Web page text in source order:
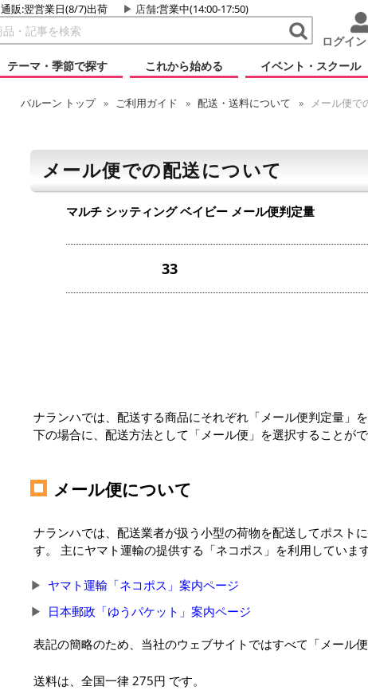
通販:翌営業日(8/7)出荷 店舗:営業中(14:00-17:50)
ログイ
テーマ・季節で探す
これから始める イベント・スクール
バルーン トップ ご利用ガイド 配送・送料について メール便で
メール便での配送について
マルチ シッティング ベイビー メール便判定量
33
ナランハでは、配送する商品にそれぞれ「メール便判定量」
下の場合に、配送方法として「メール便」を選択することがで
メール便について
ナランハでは、配送業者が扱う小型の荷物を配送してポスト
す。 主にヤマト運輸の提供する「ネコポス」を利用しています
ヤマト運輸「ネコポス」案内ページ
日本郵政「ゆうパケット」案内ページ
表記の簡略のため、当社のウェブサイトではすべて「メール
送料は、全国一律 275円 です。